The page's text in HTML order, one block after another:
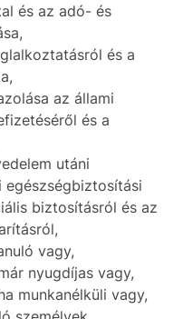
és az adó- és
és a
az állami
és a
utáni
biztosításról és az
vagy,
nyugdíjas vagy,
munkanélküli vagy,